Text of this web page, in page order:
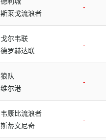
-
斯莱戈流浪者
戈尔韦联
-
德罗赫达联
狼队
-
维尔港
韦康比流浪者
-
斯蒂文尼奇